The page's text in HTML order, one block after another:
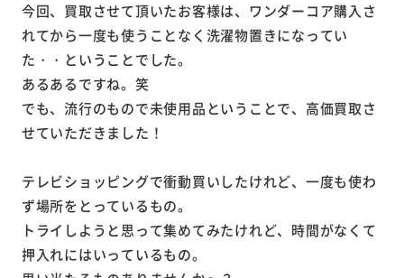
今回、買取させて頂いたお客様は、ワンダーコア購入さ
れてから一度も使うことなく洗濯物置きになってい
た・・ということでした。
あるあるですね。笑
でも、流行のもので未使用品ということで、高価買取さ
せていただきました！
テレビショッピングで衝動買いしたけれど、一度も使わ
ず場所をとっているもの。
トライしようと思って集めてみたけれど、時間がなくて
押入れにはいっているもの。